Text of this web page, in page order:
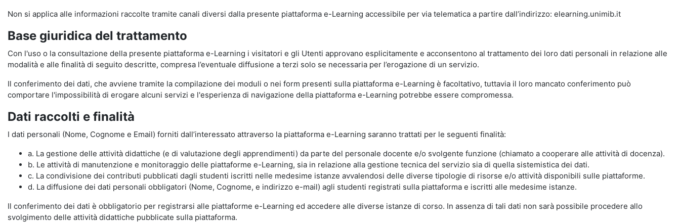
Non si applica alle informazioni raccolte tramite canali diversi dalla presente piattaforma e-Learning accessibile per via telematica a partire dall’indirizzo: elearning.unimib.it
Base giuridica del trattamento
Con l'uso o la consultazione della presente piattaforma e-Learning i visitatori e gli Utenti approvano esplicitamente e acconsentono al trattamento dei loro dati personali in relazione alle
modalità e alle finalità di seguito descritte, compresa l’eventuale diffusione a terzi solo se necessaria per l’erogazione di un servizio.
Il conferimento dei dati, che avviene tramite la compilazione dei moduli o nei form presenti sulla piattaforma e-Learning è facoltativo, tuttavia il loro mancato conferimento può
comportare l'impossibilità di erogare alcuni servizi e l'esperienza di navigazione della piattaforma e-Learning potrebbe essere compromessa.
Dati raccolti e finalità
I dati personali (Nome, Cognome e Email) forniti dall’interessato attraverso la piattaforma e-Learning saranno trattati per le seguenti finalità:
a. La gestione delle attività didattiche (e di valutazione degli apprendimenti) da parte del personale docente e/o svolgente funzione (chiamato a cooperare alle attività di docenza).
b. Le attività di manutenzione e monitoraggio delle piattaforme e-Learning, sia in relazione alla gestione tecnica del servizio sia di quella sistemistica dei dati.
c. La condivisione dei contributi pubblicati dagli studenti iscritti nelle medesime istanze avvalendosi delle diverse tipologie di risorse e/o attività disponibili sulle piattaforme.
d. La diffusione dei dati personali obbligatori (Nome, Cognome, e indirizzo e-mail) agli studenti registrati sulla piattaforma e iscritti alle medesime istanze.
Il conferimento dei dati è obbligatorio per registrarsi alle piattaforme e-Learning ed accedere alle diverse istanze di corso. In assenza di tali dati non sarà possibile procedere allo
svolgimento delle attività didattiche pubblicate sulla piattaforma.